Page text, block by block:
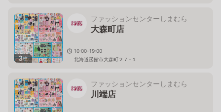
3枚
ファッションセンターしまむら
大森町店
10:00-19:00
北海道函館市大森町２７−１
ファッションセンターしまむら
川端店